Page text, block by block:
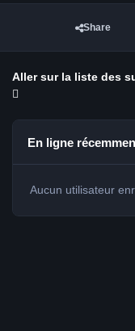
Share
Aller sur la liste des
En ligne
Aucun utilisateur